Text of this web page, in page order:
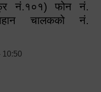
नं.१०१) फोन नं.
चालकको नं.
10:50